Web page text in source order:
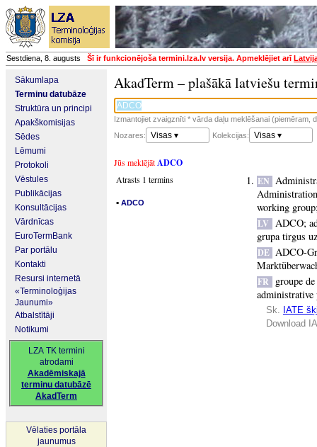
Sestdiena, 8. augusts Šī ir funkcionējoša termini.lza.lv versija. Apmeklējiet arī
Sākumlapa
Terminu datubāze
Struktūra un principi
Apakškomisijas
Sēdes
Lēmumi
Protokoli
Vēstules
Publikācijas
Konsultācijas
Vārdnīcas
EuroTermBank
Par portālu
Kontakti
Resursi internetā
«Terminoloģijas
Jaunumi»
Atbalstītāji
Notikumi
LZA TK termini
atrodami
Akadēmiskajā
terminu datubāzē
AkadTerm
Vēlaties portāla
jaunumus
AkadTerm – plašākā latviešu
Izmantojiet zvaigznīti * vārda daļu meklēšanai (piemēram,
Nozares:
Visas ▾ Kolekcijas: Visas ▾
Jūs meklējātADCO
Atrasts 1 termins
▪ ADCO
EN
working group
LV ADCO;
grupa tirgus
DE ADCO-
FR
groupe
administrative
Sk. IATE
Download